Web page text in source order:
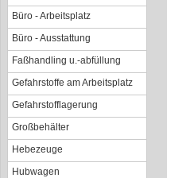
Büro - Arbeitsplatz
Büro - Ausstattung
Faßhandling u.-abfüllung
Gefahrstoffe am Arbeitsplatz
Gefahrstofflagerung
Großbehälter
Hebezeuge
Hubwagen